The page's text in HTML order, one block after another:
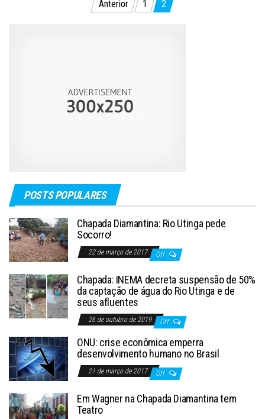
Anterior 1 2
POSTS POPULARES
Chapada Diamantina: Rio Utinga pede
Socorro!
22 de março de 2017 Off
Chapada: INEMA decreta suspensão de 50%
da captação de água do Rio Utinga e de
seus afluentes
26 de outubro de 2019 Off
ONU: crise econômica emperra
desenvolvimento humano no Brasil
21 de março de 2017 Off
Em Wagner na Chapada Diamantina tem
Teatro